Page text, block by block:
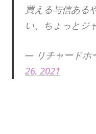
買える与信ある
い、ちょっとジ
— リチャードホ
26, 2021